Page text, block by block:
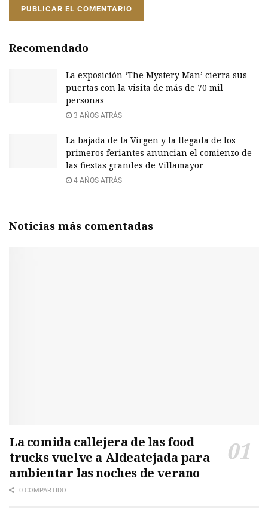
Recomendado
La exposición ‘The Mystery Man’ cierra sus
puertas con la visita de más de 70 mil
personas
3 AÑOS ATRÁS
La bajada de la Virgen y la llegada de los
primeros feriantes anuncian el comienzo de
las fiestas grandes de Villamayor
4 AÑOS ATRÁS
Noticias más comentadas
La comida callejera de las food
trucks vuelve a Aldeatejada para
ambientar las noches de verano
0 COMPARTIDO